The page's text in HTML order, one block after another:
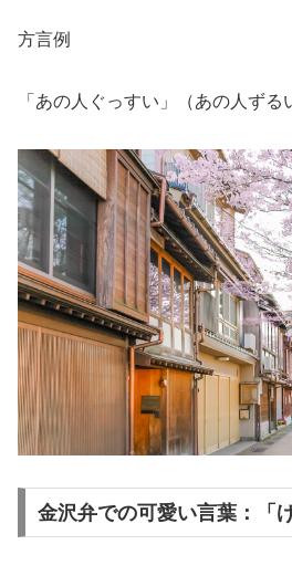
方言例
「あの人ぐっすい」（あの人ずる
金沢弁での可愛い言葉：「げ